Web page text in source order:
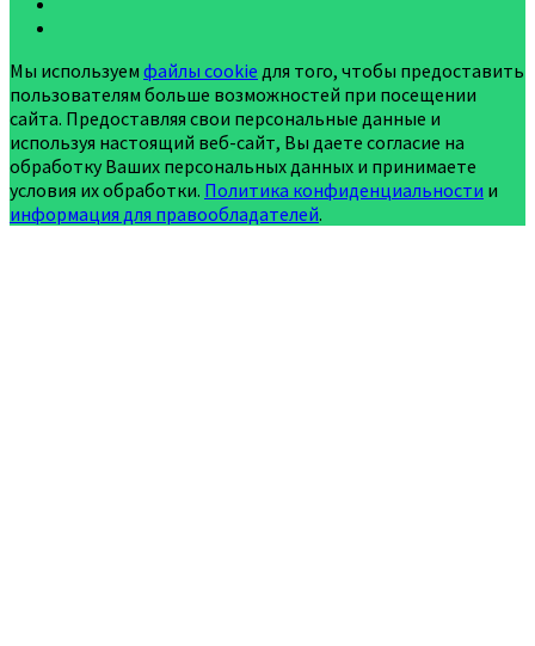
Мы используем файлы cookie для того, чтобы предоставить
пользователям больше возможностей при посещении
сайта. Предоставляя свои персональные данные и
используя настоящий веб-сайт, Вы даете согласие на
обработку Ваших персональных данных и принимаете
условия их обработки. Политика конфиденциальности и
информация для правообладателей.